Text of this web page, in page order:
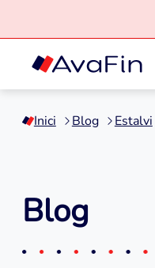
Saltar
contingut
Inici Blog Estalvi
Blog